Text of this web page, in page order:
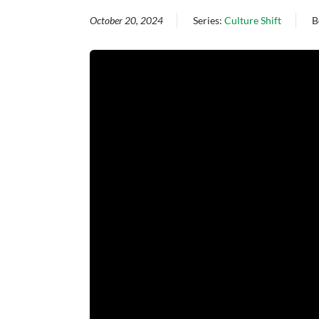
October 20, 2024 Series: Culture Shift